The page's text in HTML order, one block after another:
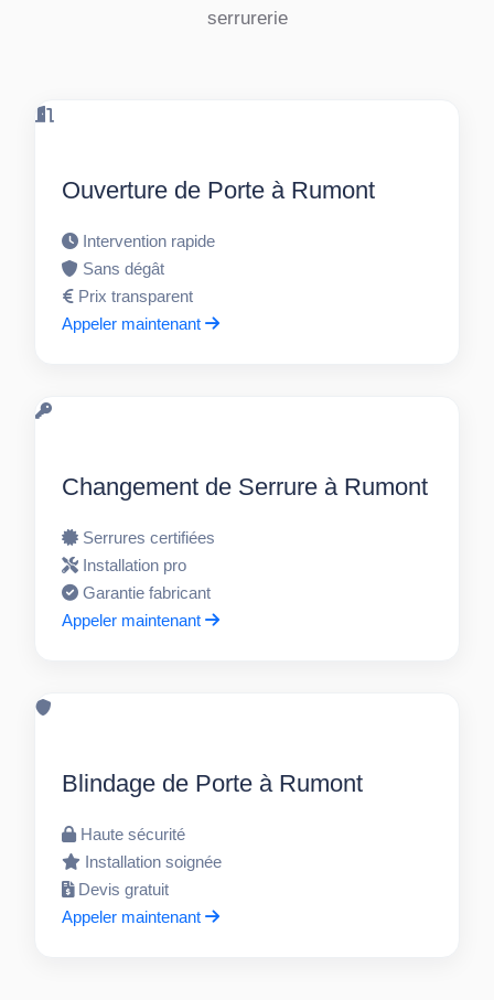
serrurerie
Ouverture de Porte à Rumont
Intervention rapide
Sans dégât
Prix transparent
Appeler maintenant
Changement de Serrure à Rumont
Serrures certifiées
Installation pro
Garantie fabricant
Appeler maintenant
Blindage de Porte à Rumont
Haute sécurité
Installation soignée
Devis gratuit
Appeler maintenant